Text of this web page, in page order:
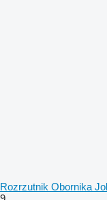
Rozrzutnik Obornika